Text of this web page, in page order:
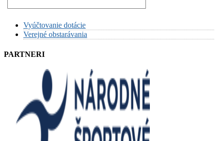
Vyúčtovanie dotácie
Verejné obstarávania
PARTNERI